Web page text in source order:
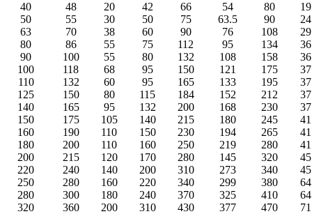
40
48 20 42 66 54 80
19
50
55 30 50 75 63.5 90
24
63
70 38 60 90 76 108
29
80
86 55 75 112 95 134
36
90
100 55 80 132 108 158
36
100
118 68 95 150 121 175
37
110
132 60 95 165 133 195
37
125
150 80 115 184 152 212
37
140
165 95 132 200 168 230
37
150
175 105 140 215 180 245
41
160
190 110 150 230 194 265
41
180
200 110 160 250 219 280
41
200
215 120 170 280 145 320
45
220
240 140 200 310 273 340
45
250
280 160 220 340 299 380
64
280
300 180 240 370 325 410
64
320
360 200 310 430 377 470 71